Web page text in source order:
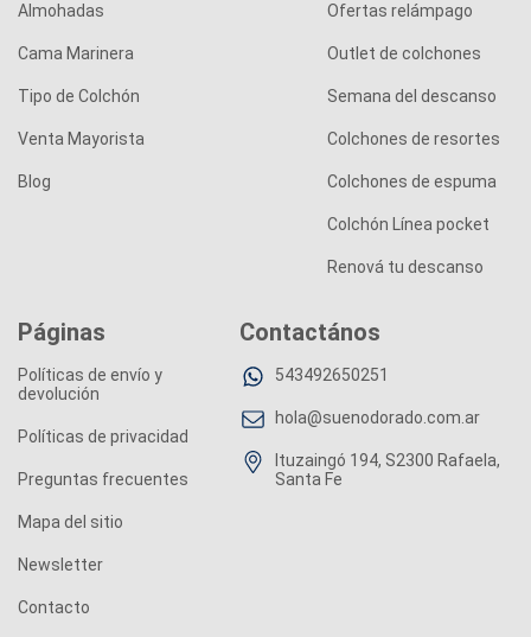
Almohadas
Cama Marinera
Tipo de Colchón
Venta Mayorista
Blog
Ofertas relámpago
Outlet de colchones
Semana del descanso
Colchones de resortes
Colchones de espuma
Colchón Línea pocket
Renová tu descanso
Páginas
Políticas de envío y
devolución
Políticas de privacidad
Preguntas frecuentes
Mapa del sitio
Newsletter
Contacto
Contactános
543492650251
hola@suenodorado.com.ar
Ituzaingó 194, S2300 Rafaela,
Santa Fe